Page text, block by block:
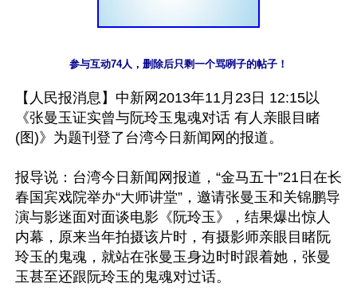
参与互动74人，删除后只剩一个骂咧子的帖子！
【人民报消息】中新网2013年11月23日 12:15以
《张曼玉证实曾与阮玲玉鬼魂对话 有人亲眼目睹
(图)》为题刊登了台湾今日新闻网的报道。
报导说：台湾今日新闻网报道，“金马五十”21日在长
春国宾戏院举办“大师讲堂”，邀请张曼玉和关锦鹏导
演与影迷面对面谈电影《阮玲玉》，结果爆出惊人
内幕，原来当年拍摄该片时，有摄影师亲眼目睹阮
玲玉的鬼魂，就站在张曼玉身边时时跟着她，张曼
玉甚至还跟阮玲玉的鬼魂对过话。